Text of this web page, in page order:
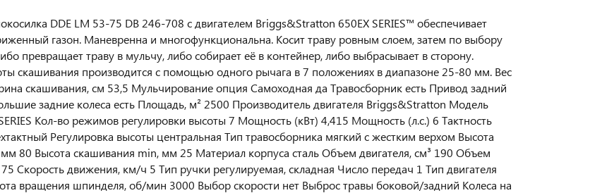
DDE LM 53-75 DB 246-708 с двигателем Briggs&Stratton 650EX SERIES™ обеспечивает
газон. Маневренна и многофункциональна. Косит траву ровным слоем, затем по выбору
превращает траву в мульчу, либо собирает её в контейнер, либо выбрасывает в сторону.
скашивания производится с помощью одного рычага в 7 положениях в диапазоне 25-80 мм. Вес
скашивания, см 53,5 Мульчирование опция Самоходная да Травосборник есть Привод задний
задние колеса есть Площадь, м² 2500 Производитель двигателя Briggs&Stratton Модель
Кол-во режимов регулировки высоты 7 Мощность (кВт) 4,415 Мощность (л.с.) 6 Тактность
Регулировка высоты центральная Тип травосборника мягкий с жестким верхом Высота
80 Высота скашивания min, мм 25 Материал корпуса сталь Объем двигателя, см³ 190 Объем
Скорость движения, км/ч 5 Тип ручки регулируемая, складная Число передач 1 Тип двигателя
вращения шпинделя, об/мин 3000 Выбор скорости нет Выброс травы боковой/задний Колеса на